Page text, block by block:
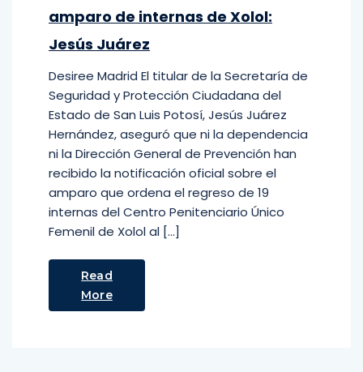
amparo de internas de Xolol:
Jesús Juárez
Desiree Madrid El titular de la Secretaría de
Seguridad y Protección Ciudadana del
Estado de San Luis Potosí, Jesús Juárez
Hernández, aseguró que ni la dependencia
ni la Dirección General de Prevención han
recibido la notificación oficial sobre el
amparo que ordena el regreso de 19
internas del Centro Penitenciario Único
Femenil de Xolol al […]
Read
More